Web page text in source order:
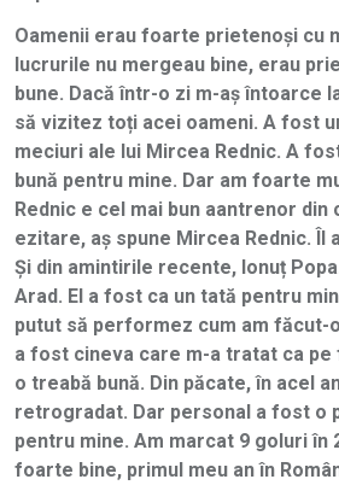
Oamenii erau foarte prietenoși cu
lucrurile nu mergeau bine, erau
bune. Dacă într-o zi m-aș întoarce
să vizitez toți acei oameni. A fost
meciuri ale lui Mircea Rednic. A
bună pentru mine. Dar am foarte
Rednic e cel mai bun aantrenor
ezitare, aș spune Mircea Rednic.
Și din amintirile recente, Ionuț
Arad. El a fost ca un tată pentru
putut să performez cum am făcut-
a fost cineva care m-a tratat ca pe
o treabă bună. Din păcate, în acel
retrogradat. Dar personal a fost o
pentru mine. Am marcat 9 goluri în
foarte bine, primul meu an în